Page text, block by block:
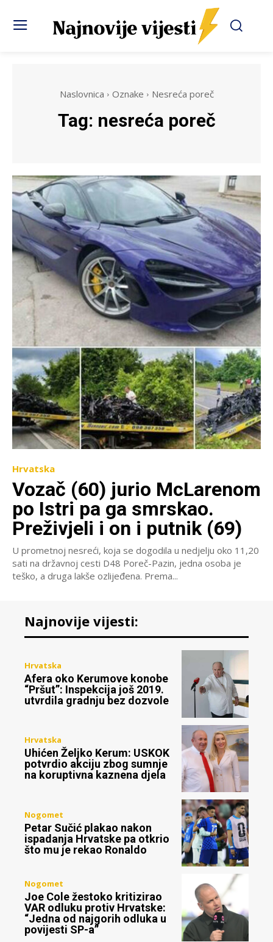
Naslovnica Oznake Nesreća poreč
Tag: nesreća poreč
Hrvatska
Vozač (60) jurio McLarenom
po Istri pa ga smrskao.
Preživjeli i on i putnik (69)
U prometnoj nesreći, koja se dogodila u nedjelju oko 11,20
sati na državnoj cesti D48 Poreč-Pazin, jedna osoba je
teško, a druga lakše ozlijeđena. Prema...
Najnovije vijesti:
Hrvatska
Afera oko Kerumove konobe
“Pršut”: Inspekcija još 2019.
utvrdila gradnju bez dozvole
Hrvatska
Uhićen Željko Kerum: USKOK
potvrdio akciju zbog sumnje
na koruptivna kaznena djela
Nogomet
Petar Sučić plakao nakon
ispadanja Hrvatske pa otkrio
što mu je rekao Ronaldo
Nogomet
Joe Cole žestoko kritizirao
VAR odluku protiv Hrvatske:
“Jedna od najgorih odluka u
povijesti SP-a”